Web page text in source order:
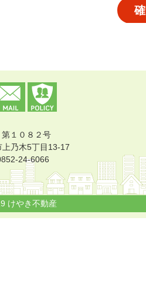
１０８２号
乃木5丁目13-17
24-6066
けやき不動産